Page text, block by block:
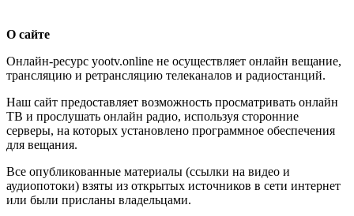
О сайте
Онлайн-ресурс yootv.online не осуществляет онлайн вещание,
трансляцию и ретрансляцию телеканалов и радиостанций.
Наш сайт предоставляет возможность просматривать онлайн
ТВ и прослушать онлайн радио, используя сторонние
серверы, на которых установлено программное обеспечения
для вещания.
Все опубликованные материалы (ссылки на видео и
аудиопотоки) взяты из открытых источников в сети интернет
или были присланы владельцами.